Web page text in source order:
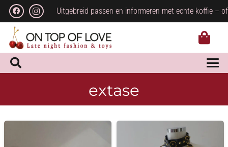
Uitgebreid passen en informeren met echte koffie –
extase